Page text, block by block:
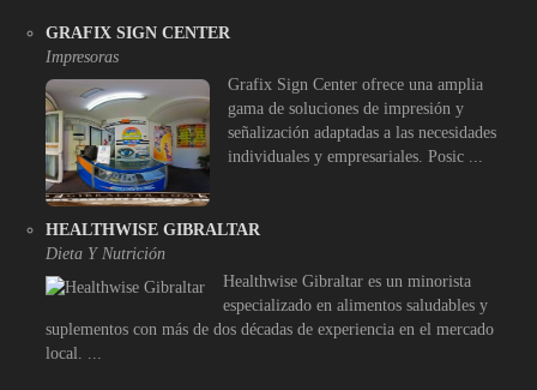
GRAFIX SIGN CENTER
Impresoras
Grafix Sign Center ofrece una amplia
gama de soluciones de impresión y
señalización adaptadas a las necesidades
individuales y empresariales. Posic ...
HEALTHWISE GIBRALTAR
Dieta Y Nutrición
Healthwise Gibraltar es un minorista
especializado en alimentos saludables y
suplementos con más de dos décadas de experiencia en el mercado
local. ...